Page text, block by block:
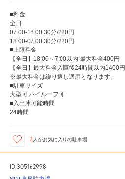
■料金
全日
07:00-18:00 30分/220円
18:00-07:00 30分/220円
■上限料金
【全日】18:00～7:00以内 最大料金400円
【全日】最大料金入庫後24時間以内1400円
※最大料金は繰り返し適用となります。
■駐車サイズ
大型可 ハイルーフ可
■入出庫可能時間
24時間
2 人がお気に入りの駐車場
ID:305162998